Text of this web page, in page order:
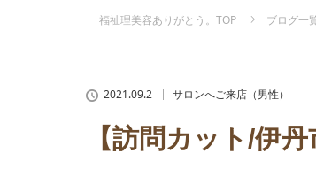
福祉理美容ありがとう。TOP ブログ一
2021.09.2 サロンへご来店（男性）
【訪問カット/伊丹